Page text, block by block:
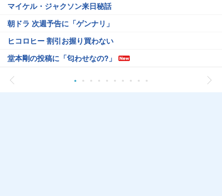
マイケル・ジャクソン来日秘話
朝ドラ 次週予告に「ゲンナリ」
ヒコロヒー 割引お握り買わない
堂本剛の投稿に「匂わせなの?」